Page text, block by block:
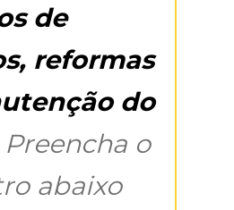
de
reformas
do
Preencha o
abaixo